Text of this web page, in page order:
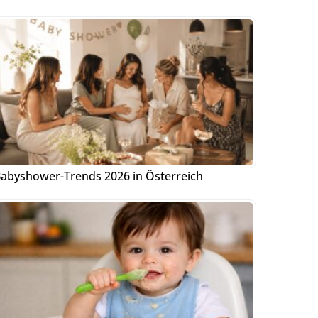
Trends 2026 in Österreich